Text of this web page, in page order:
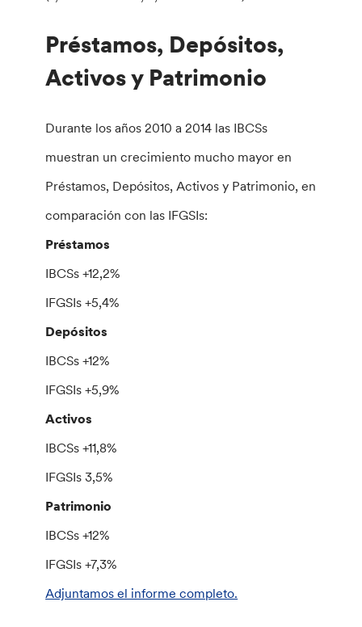
Préstamos, Depósitos,
Activos y Patrimonio
Durante los años 2010 a 2014 las IBCSs
muestran un crecimiento mucho mayor en
Préstamos, Depósitos, Activos y Patrimonio, en
comparación con las IFGSIs:
Préstamos
IBCSs +12,2%
IFGSIs +5,4%
Depósitos
IBCSs +12%
IFGSIs +5,9%
Activos
IBCSs +11,8%
IFGSIs 3,5%
Patrimonio
IBCSs +12%
IFGSIs +7,3%
Adjuntamos el informe completo.